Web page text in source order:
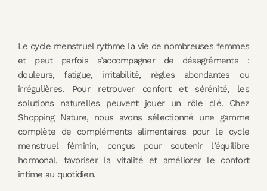
Le cycle menstruel rythme la vie de nombreuses femmes
et peut parfois s’accompagner de désagréments :
douleurs, fatigue, irritabilité, règles abondantes ou
irrégulières. Pour retrouver confort et sérénité, les
solutions naturelles peuvent jouer un rôle clé. Chez
Shopping Nature, nous avons sélectionné une gamme
complète de compléments alimentaires pour le cycle
menstruel féminin, conçus pour soutenir l’équilibre
hormonal, favoriser la vitalité et améliorer le confort
intime au quotidien.